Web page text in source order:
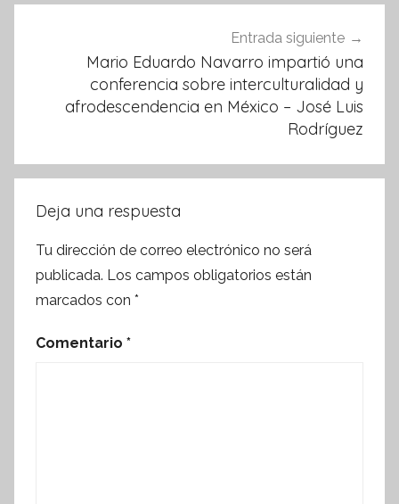
Entrada siguiente
Mario Eduardo Navarro impartió una
conferencia sobre interculturalidad y
afrodescendencia en México – José Luis
Rodríguez
Deja una respuesta
Tu dirección de correo electrónico no será
publicada. Los campos obligatorios están
marcados con *
Comentario *